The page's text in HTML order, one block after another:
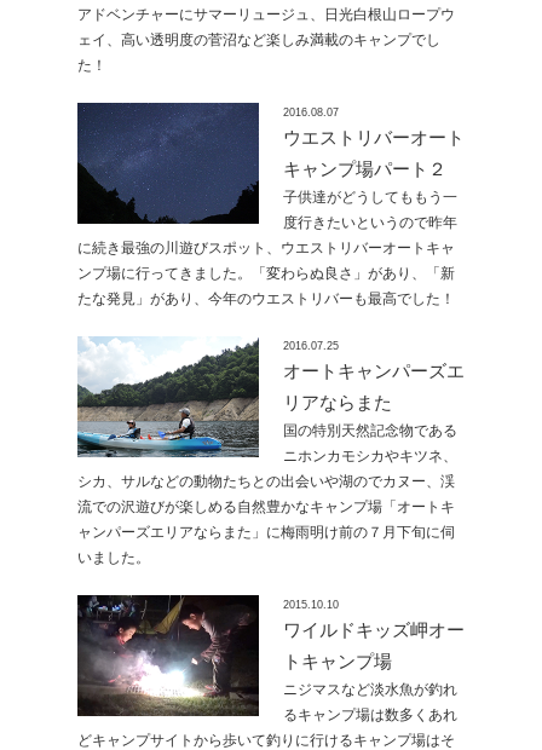
アドベンチャーにサマーリュージュ、日光白根山ロープウ
ェイ、高い透明度の菅沼など楽しみ満載のキャンプでし
た！
2016.08.07
ウエストリバーオート
キャンプ場パート２
子供達がどうしてももう一
度行きたいというので昨年
に続き最強の川遊びスポット、ウエストリバーオートキャ
ンプ場に行ってきました。「変わらぬ良さ」があり、「新
たな発見」があり、今年のウエストリバーも最高でした！
2016.07.25
オートキャンパーズエ
リアならまた
国の特別天然記念物である
ニホンカモシカやキツネ、
シカ、サルなどの動物たちとの出会いや湖のでカヌー、渓
流での沢遊びが楽しめる自然豊かなキャンプ場「オートキ
ャンパーズエリアならまた」に梅雨明け前の７月下旬に伺
いました。
2015.10.10
ワイルドキッズ岬オー
トキャンプ場
ニジマスなど淡水魚が釣れ
るキャンプ場は数多くあれ
どキャンプサイトから歩いて釣りに行けるキャンプ場はそ